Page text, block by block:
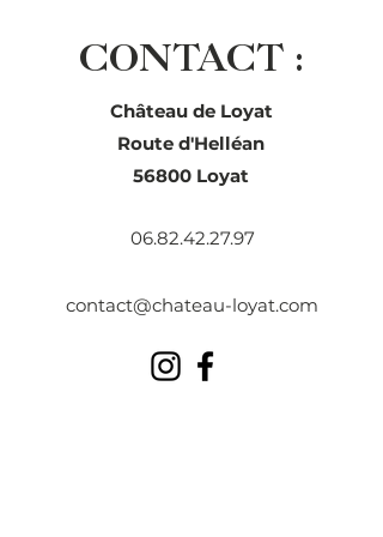
CONTACT :
Château de Loyat
Route d'Helléan
56800 Loyat
06.82.42.27.97
contact@chateau-loyat.com